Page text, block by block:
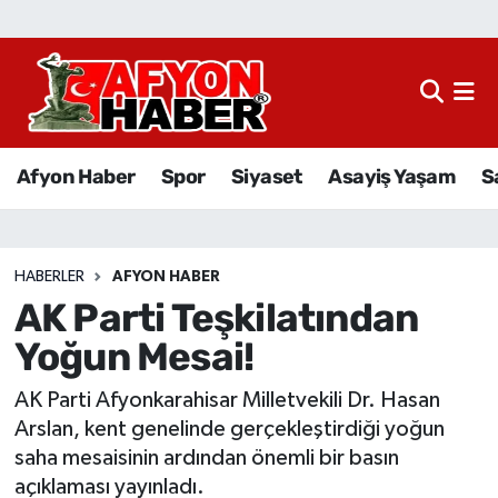
Afyon Haber Spor Siyaset Asayiş Yaşam
HABERLER AFYON HABER
AK Parti Teşkilatından
Yoğun Mesai!
AK Parti Afyonkarahisar Milletvekili Dr. Hasan
Arslan, kent genelinde gerçekleştirdiği yoğun
saha mesaisinin ardından önemli bir basın
açıklaması yayınladı.
Afyon Haber
Sağlık
Eğitim
Sivil Toplum
Ekonomi